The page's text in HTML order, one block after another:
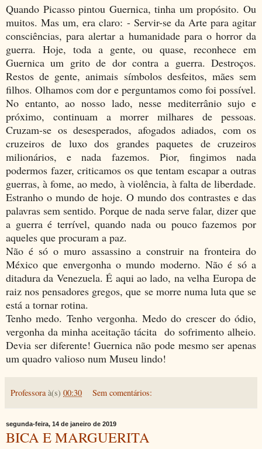
Quando Picasso pintou Guernica, tinha um propósito. Ou
muitos. Mas um, era claro: - Servir-se da Arte para agitar
consciências, para alertar a humanidade para o horror da
guerra. Hoje, toda a gente, ou quase, reconhece em
Guernica um grito de dor contra a guerra. Destroços.
Restos de gente, animais símbolos desfeitos, mães sem
filhos. Olhamos com dor e perguntamos como foi possível.
No entanto, ao nosso lado, nesse mediterrânio sujo e
próximo, continuam a morrer milhares de pessoas.
Cruzam-se os desesperados, afogados adiados, com os
cruzeiros de luxo dos grandes paquetes de cruzeiros
milionários, e nada fazemos. Pior, fingimos nada
podermos fazer, criticamos os que tentam escapar a outras
guerras, à fome, ao medo, à violência, à falta de liberdade.
Estranho o mundo de hoje. O mundo dos contrastes e das
palavras sem sentido. Porque de nada serve falar, dizer que
a guerra é terrível, quando nada ou pouco fazemos por
aqueles que procuram a paz.
Não é só o muro assassino a construir na fronteira do
México que envergonha o mundo moderno. Não é só a
ditadura da Venezuela. É aqui ao lado, na velha Europa de
raiz nos pensadores gregos, que se morre numa luta que se
está a tornar rotina.
Tenho medo. Tenho vergonha. Medo do crescer do ódio,
vergonha da minha aceitação tácita do sofrimento alheio.
Devia ser diferente! Guernica não pode mesmo ser apenas
um quadro valioso num Museu lindo!
Professora à(s) 00:30 Sem comentários:
segunda-feira, 14 de janeiro de 2019
BICA E MARGUERITA